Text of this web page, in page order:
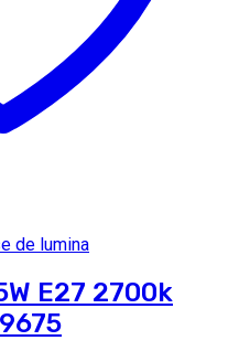
de lumina
E27 2700k